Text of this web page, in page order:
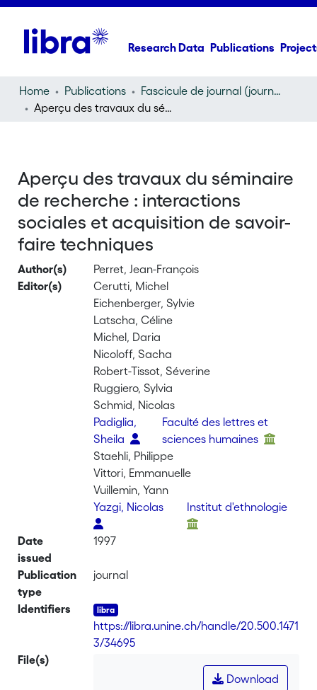
Research Data Publications
Home Publications
Fascicule de journal (journal)
Aperçu des travaux du séminaire de recherche : interactions sociales et acquisition de savoir-faire techniques
Aperçu des travaux du séminaire
de recherche : interactions
sociales et acquisition de savoir-
faire techniques
Author(s)
Perret, Jean-François
Editor(s)
Cerutti, Michel
Eichenberger, Sylvie
Latscha, Céline
Michel, Daria
Nicoloff, Sacha
Robert-Tissot, Séverine
Ruggiero, Sylvia
Schmid, Nicolas
Padiglia,
Sheila
Faculté des lettres et
sciences humaines
Staehli, Philippe
Vittori, Emmanuelle
Vuillemin, Yann
Yazgi, Nicolas
Institut d'ethnologie
Date
issued
1997
Publication
type
journal
Identifiers
https://libra.unine.ch/handle/20.500.1471
3/34695
File(s)
Download